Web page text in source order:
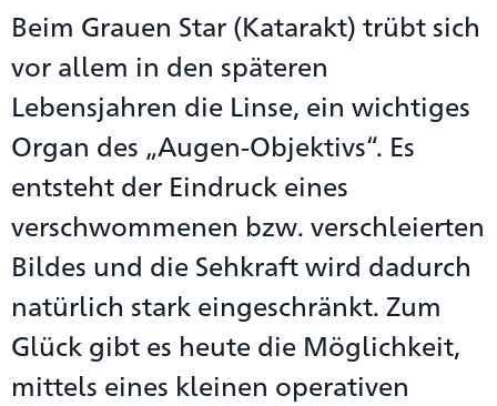
Beim Grauen Star (Katarakt) trübt sich
vor allem in den späteren
Lebensjahren die Linse, ein wichtiges
Organ des „Augen-Objektivs“. Es
entsteht der Eindruck eines
verschwommenen bzw. verschleierten
Bildes und die Sehkraft wird dadurch
natürlich stark eingeschränkt. Zum
Glück gibt es heute die Möglichkeit,
mittels eines kleinen operativen